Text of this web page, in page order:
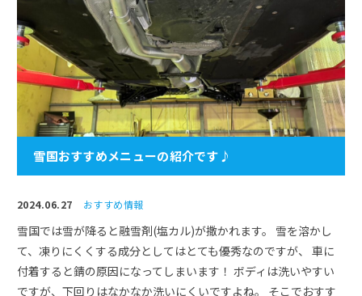
雪国おすすめメニューの紹介です♪
2024.06.27 おすすめ情報
雪国では雪が降ると融雪剤(塩カル)が撒かれます。 雪を溶かし
て、凍りにくくする成分としてはとても優秀なのですが、 車に
付着すると錆の原因になってしまいます！ ボディは洗いやすい
ですが、下回りはなかなか洗いにくいですよね。 そこでおすす